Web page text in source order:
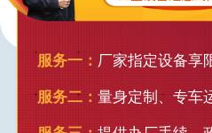
服务一： 厂家指定设备享
服务二： 量身定制、专车